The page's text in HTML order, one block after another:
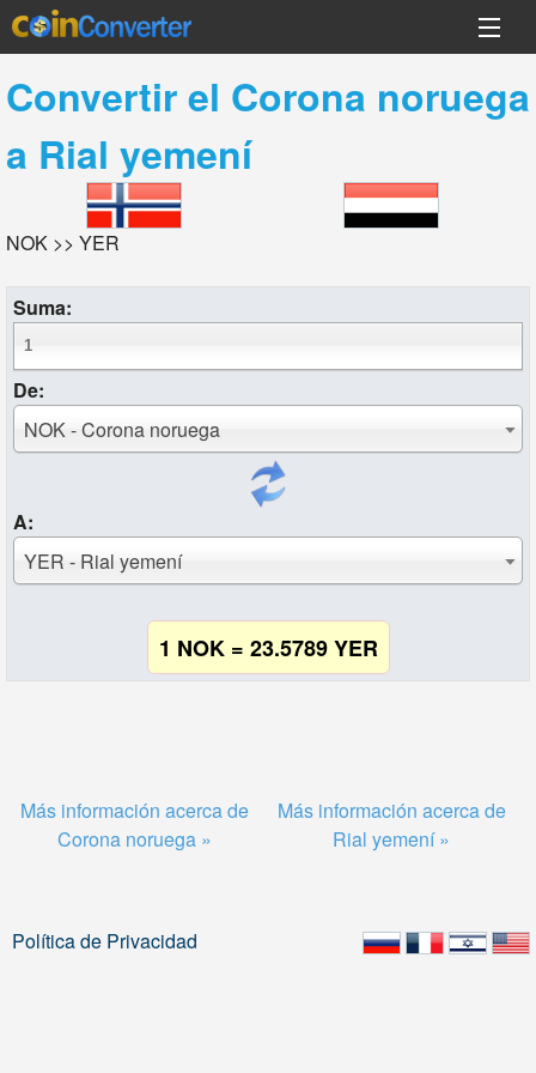
Convertir el Corona noruega
a Rial yemení
NOK >> YER
Suma:
De:
NOK - Corona noruega
A:
YER - Rial yemení
1 NOK = 23.5789 YER
Más información acerca de
Corona noruega »
Más información acerca de
Rial yemení »
Política de Privacidad